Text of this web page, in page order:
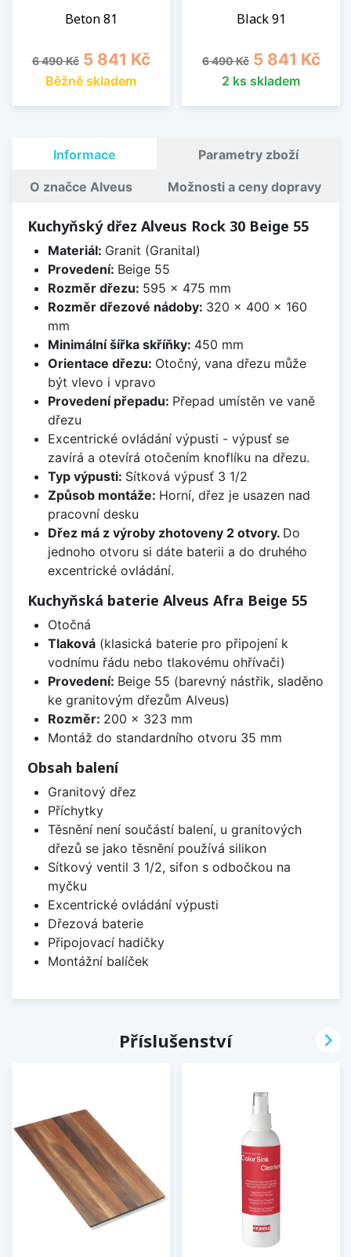
Beton 81
Běžná cena
6 490 Kč Cena
5 841 Kč
Běžně skladem
Black 91
Běžná cena
6 490 Kč Cena
5 841 Kč
2 ks skladem
Informace Parametry zboží
O značce Alveus Možnosti a ceny dopravy
Kuchyňský dřez Alveus Rock 30 Beige 55
Materiál: Granit (Granital)
Provedení: Beige 55
Rozměr dřezu: 595 x 475 mm
Rozměr dřezové nádoby: 320 x 400 x 160
mm
Minimální šířka skříňky: 450 mm
Orientace dřezu: Otočný, vana dřezu může
být vlevo i vpravo
Provedení přepadu: Přepad umístěn ve vaně
dřezu
Excentrické ovládání výpusti - výpusť se
zavírá a otevírá otočením knoflíku na dřezu.
Typ výpusti: Sítková výpusť 3 1/2
Způsob montáže: Horní, dřez je usazen nad
pracovní desku
Dřez má z výroby zhotoveny 2 otvory. Do
jednoho otvoru si dáte baterii a do druhého
excentrické ovládání.
Kuchyňská baterie Alveus Afra Beige 55
Otočná
Tlaková(klasická baterie pro připojení k
vodnímu řádu nebo tlakovému ohřívači)
Provedení: Beige 55 (barevný nástřik, sladěno
ke granitovým dřezům Alveus)
Rozměr: 200 x 323 mm
Montáž do standardního otvoru 35 mm
Obsah balení
Granitový dřez
Příchytky
Těsnění není součástí balení, u granitových
dřezů se jako těsnění používá silikon
Sítkový ventil 3 1/2, sifon s odbočkou na
myčku
Excentrické ovládání výpusti
Dřezová baterie
Připojovací hadičky
Montážní balíček
Příslušenství 